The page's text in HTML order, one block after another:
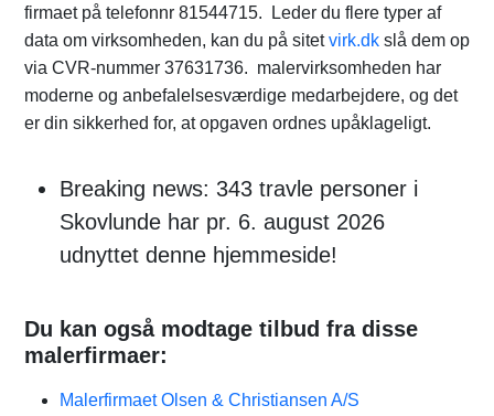
firmaet på telefonnr 81544715. Leder du flere typer af
data om virksomheden, kan du på sitetvirk.dk slå dem op
via CVR-nummer 37631736. malervirksomheden har
moderne og anbefalelsesværdige medarbejdere, og det
er din sikkerhed for, at opgaven ordnes upåklageligt.
Breaking news: 343 travle personer i
Skovlunde har pr. 6. august 2026
udnyttet denne hjemmeside!
Du kan også modtage tilbud fra disse
malerfirmaer:
Malerfirmaet Olsen & Christiansen A/S